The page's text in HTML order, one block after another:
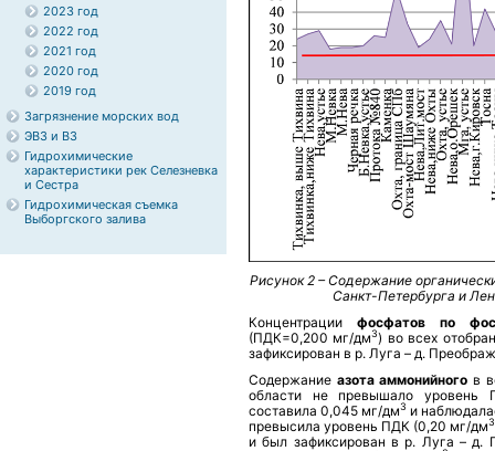
2023 год
2022 год
2021 год
2020 год
2019 год
Загрязнение морских вод
ЭВЗ и ВЗ
Гидрохимические
характеристики рек Селезневка
и Сестра
Гидрохимическая съемка
Выборгского залива
Рисунок 2 – Содержание
Санкт-Петербурга и
Концентрациифосфатов по
(ПДК=0,200 мг/дм3) во всех
зафиксирован в р. Луга – д.
Содержание азота аммонийного в
области не превышало
составила 0,045 мг/дм3 и
превысила уровень ПДК (0,20 мг/дм3
и был зафиксирован в р. Луга –